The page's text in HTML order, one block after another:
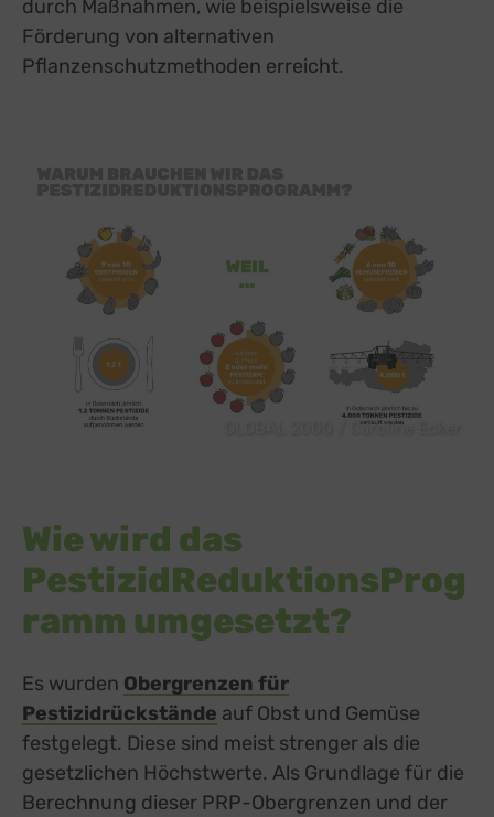
durch Maßnahmen, wie beispielsweise die
Förderung von alternativen
Pflanzenschutzmethoden erreicht.
GLOBAL 2000 / Caroline Ecker
Wie wird das
PestizidReduktionsProg
ramm umgesetzt?
Es wurden Obergrenzen für
Pestizidrückstände auf Obst und Gemüse
festgelegt. Diese sind meist strenger als die
gesetzlichen Höchstwerte. Als Grundlage für die
Berechnung dieser PRP-Obergrenzen und der